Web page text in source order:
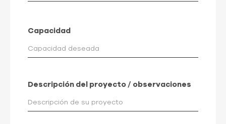
Capacidad
Descripción del proyecto / observaciones